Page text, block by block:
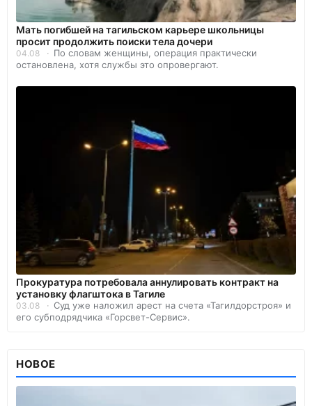
Мать погибшей на тагильском карьере школьницы
просит продолжить поиски тела дочери
04.08
По словам женщины, операция практически
остановлена, хотя службы это опровергают.
Прокуратура потребовала аннулировать контракт на
установку флагштока в Тагиле
03.08
Суд уже наложил арест на счета «Тагилдорстроя» и
его субподрядчика «Горсвет-Сервис».
НОВОЕ